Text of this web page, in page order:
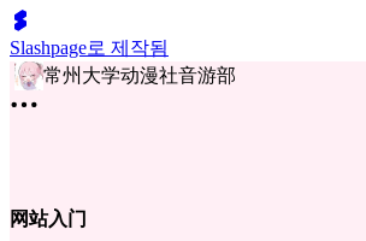
Slashpage로 제작됨
常州大学动漫社音游部
网站入门